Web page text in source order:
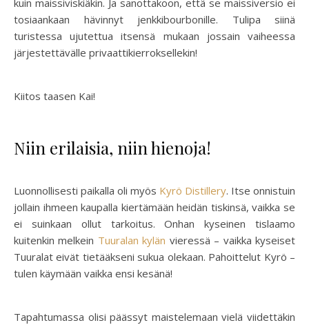
kuin maissiviskiäkin. Ja sanottakoon, että se maissiversio ei
tosiaankaan hävinnyt jenkkibourbonille. Tulipa siinä
turistessa ujutettua itsensä mukaan jossain vaiheessa
järjestettävälle privaattikierroksellekin!
Kiitos taasen Kai!
Niin erilaisia, niin hienoja!
Luonnollisesti paikalla oli myös Kyrö Distillery. Itse onnistuin
jollain ihmeen kaupalla kiertämään heidän tiskinsä, vaikka se
ei suinkaan ollut tarkoitus. Onhan kyseinen tislaamo
kuitenkin melkein Tuuralan kylän vieressä – vaikka kyseiset
Tuuralat eivät tietääkseni sukua olekaan. Pahoittelut Kyrö –
tulen käymään vaikka ensi kesänä!
Tapahtumassa olisi päässyt maistelemaan vielä viidettäkin